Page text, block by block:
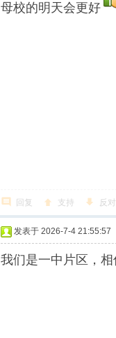
母校的明天会更好
回复 支持 反对
发表于 2026-7-4 21:55:57
我们是一中片区，